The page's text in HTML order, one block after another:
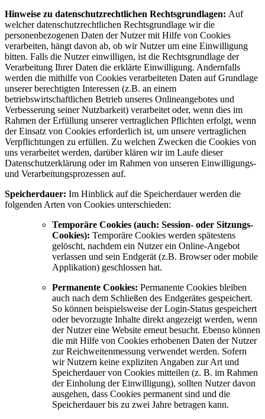
Hinweise zu datenschutzrechtlichen Rechtsgrundlagen: Auf
welcher datenschutzrechtlichen Rechtsgrundlage wir die
personenbezogenen Daten der Nutzer mit Hilfe von Cookies
verarbeiten, hängt davon ab, ob wir Nutzer um eine Einwilligung
bitten. Falls die Nutzer einwilligen, ist die Rechtsgrundlage der
Verarbeitung Ihrer Daten die erklärte Einwilligung. Andernfalls
werden die mithilfe von Cookies verarbeiteten Daten auf Grundlage
unserer berechtigten Interessen (z.B. an einem
betriebswirtschaftlichen Betrieb unseres Onlineangebotes und
Verbesserung seiner Nutzbarkeit) verarbeitet oder, wenn dies im
Rahmen der Erfüllung unserer vertraglichen Pflichten erfolgt, wenn
der Einsatz von Cookies erforderlich ist, um unsere vertraglichen
Verpflichtungen zu erfüllen. Zu welchen Zwecken die Cookies von
uns verarbeitet werden, darüber klären wir im Laufe dieser
Datenschutzerklärung oder im Rahmen von unseren Einwilligungs-
und Verarbeitungsprozessen auf.
Speicherdauer: Im Hinblick auf die Speicherdauer werden die
folgenden Arten von Cookies unterschieden:
Temporäre Cookies (auch: Session- oder Sitzungs-
Cookies): Temporäre Cookies werden spätestens
gelöscht, nachdem ein Nutzer ein Online-Angebot
verlassen und sein Endgerät (z.B. Browser oder mobile
Applikation) geschlossen hat.
Permanente Cookies: Permanente Cookies bleiben
auch nach dem Schließen des Endgerätes gespeichert.
So können beispielsweise der Login-Status gespeichert
oder bevorzugte Inhalte direkt angezeigt werden, wenn
der Nutzer eine Website erneut besucht. Ebenso können
die mit Hilfe von Cookies erhobenen Daten der Nutzer
zur Reichweitenmessung verwendet werden. Sofern
wir Nutzern keine expliziten Angaben zur Art und
Speicherdauer von Cookies mitteilen (z. B. im Rahmen
der Einholung der Einwilligung), sollten Nutzer davon
ausgehen, dass Cookies permanent sind und die
Speicherdauer bis zu zwei Jahre betragen kann.